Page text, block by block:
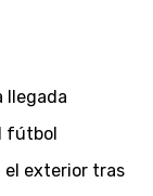
llegada
fútbol
el exterior tras